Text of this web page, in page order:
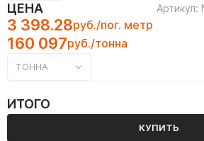
ЦЕНА Артикул:
3 398.28руб./пог. метр
160 097руб./тонна
ТОННА
ИТОГО
КУПИТЬ